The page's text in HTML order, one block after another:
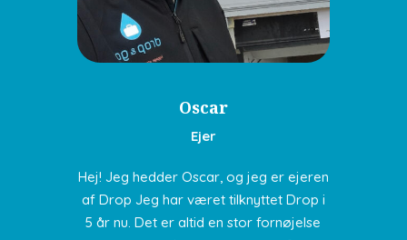
Oscar
Ejer
Hej! Jeg hedder Oscar, og jeg er ejeren
af Drop Jeg har været tilknyttet Drop i
5 år nu.Det er altid en stor fornøjelse